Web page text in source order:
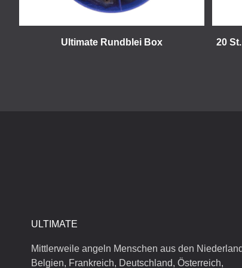
Ultimate Rundblei Box 20
ULTIMATE
Mittlerweile angeln Menschen aus den
Belgien, Frankreich, Deutschland, Österreich,